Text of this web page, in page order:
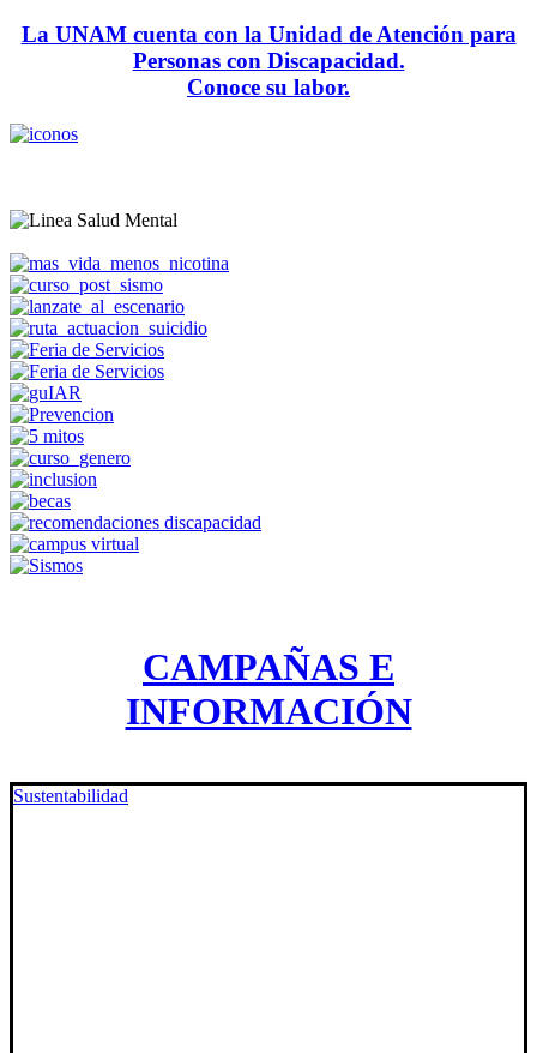
La UNAM cuenta con la Unidad de Atención para
Personas con Discapacidad.
Conoce su labor.
CAMPAÑAS E
INFORMACIÓN
Sustentabilidad